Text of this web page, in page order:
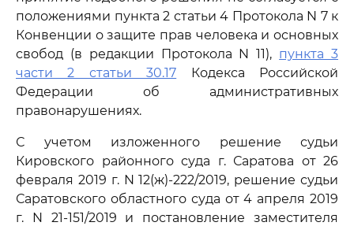
положениями пункта 2 статьи 4 Протокола N 7 к
Конвенции о защите прав человека и основных
свобод (в редакции Протокола N 11), пункта 3
части 2 статьи 30.17 Кодекса Российской
Федерации об административных
правонарушениях.
С учетом изложенного решение судьи
Кировского районного суда г. Саратова от 26
февраля 2019 г. N 12(ж)-222/2019, решение судьи
Саратовского областного суда от 4 апреля 2019
г. N 21-151/2019 и постановление заместителя